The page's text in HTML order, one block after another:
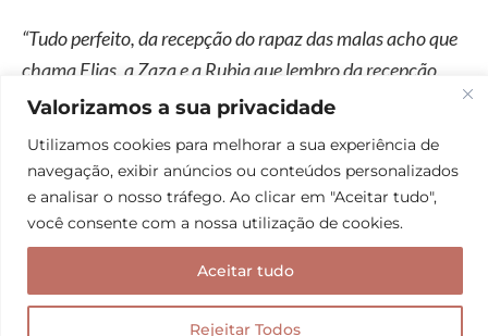
Valorizamos a sua privacidade
Utilizamos cookies para melhorar a sua experiência de
navegação, exibir anúncios ou conteúdos personalizados
e analisar o nosso tráfego. Ao clicar em "Aceitar tudo",
você consente com a nossa utilização de cookies.
Rejeitar Todos
Aceitar tudo
“Tudo perfeito, da recepção do rapaz das malas acho que
chama Elias, a Zaza e a Rubia que lembro da recepção,
aos amigos da cozinha, simpatia exuberante e carinho.”
Rodrigo em 04 de outubro de 2025
CLIQUE AQUI PARA RESERVAR SEU HOTEL
5. Pousada Porto Imperial
Essa pousada foi dica de uma amiga que se hospedou